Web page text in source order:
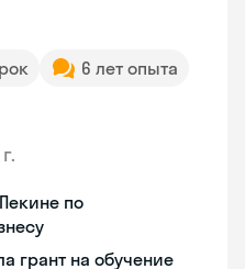
6 лет опыта
по
грант на обучение